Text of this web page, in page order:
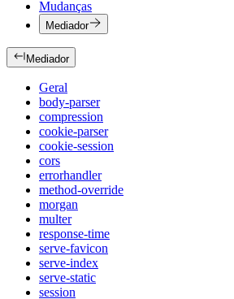
Mudanças
Mediador
Mediador
Geral
body-parser
compression
cookie-parser
cookie-session
cors
errorhandler
method-override
morgan
multer
response-time
serve-favicon
serve-index
serve-static
session